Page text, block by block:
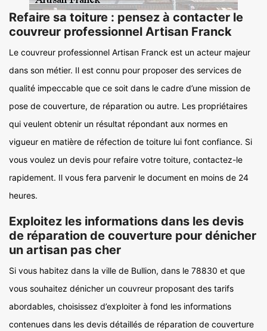
Refaire sa toiture : pensez à contacter le
couvreur professionnel Artisan Franck
Le couvreur professionnel Artisan Franck est un acteur majeur
dans son métier. Il est connu pour proposer des services de
qualité impeccable que ce soit dans le cadre d’une mission de
pose de couverture, de réparation ou autre. Les propriétaires
qui veulent obtenir un résultat répondant aux normes en
vigueur en matière de réfection de toiture lui font confiance. Si
vous voulez un devis pour refaire votre toiture, contactez-le
rapidement. Il vous fera parvenir le document en moins de 24
heures.
Exploitez les informations dans les devis
de réparation de couverture pour dénicher
un artisan pas cher
Si vous habitez dans la ville de Bullion, dans le 78830 et que
vous souhaitez dénicher un couvreur proposant des tarifs
abordables, choisissez d’exploiter à fond les informations
contenues dans les devis détaillés de réparation de couverture